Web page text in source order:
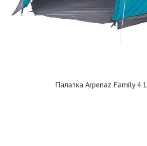
Палатка Arpenaz Family 4.1